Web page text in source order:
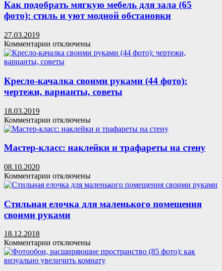
в
коридор:
стильно,
Как подобрать мягкую мебель для зала (65
фото): стиль и уют модной обстановки
27.03.2019
Комментарии к
записи
Как
мягкую
мебель
для
фото):
стиль
уют
отключены
Кресло-качалка своими руками (44 фото):
чертежи, варианты, советы
18.03.2019
Комментарии к
записи
качалка
(44
фото):
чертежи,
советы
отключены
Мастер-класс: наклейки и трафареты на стену
08.10.2020
Комментарии к
записи
класс:
наклейки
и
стену
отключены
Стильная елочка для маленького помещения
своими руками
18.12.2018
Комментарии к
записи
Стильная
отключены